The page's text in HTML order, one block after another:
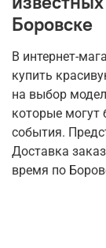
Боровске
В интернет-
купить
на выбор
которые
события.
Доставка
время по